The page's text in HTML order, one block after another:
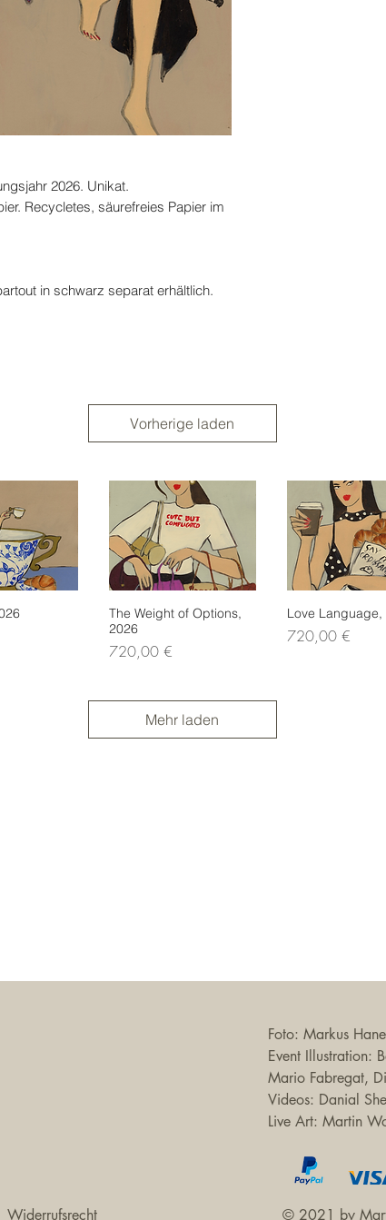
2026. Unikat.
Recycletes, säurefreies Papier im
in schwarz separat erhältlich.
Vorherige laden
Schnellansicht
The Weight of Options,
2026
Preis
720,00 €
Love Language,
Preis
720,00 €
Mehr laden
Widerrufsrecht
Foto: Markus
Event Illustration:
Mario Fabregat,
Videos: Danial
Live Art: Martin
© 2021 by